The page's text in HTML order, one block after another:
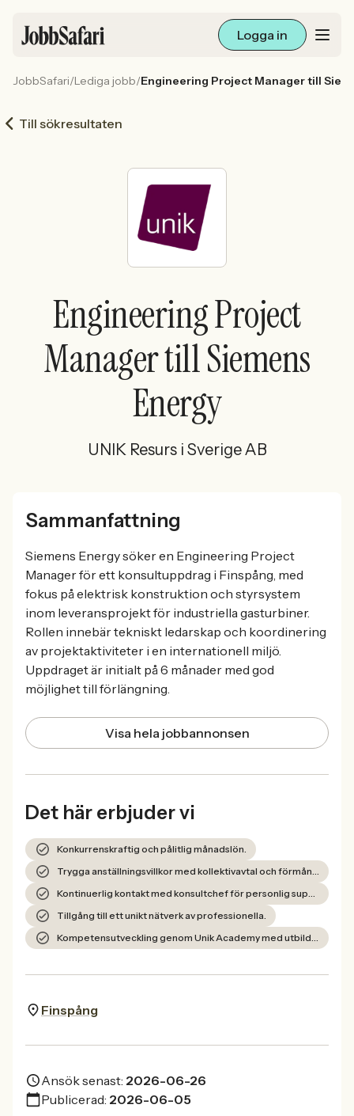
Logga in
Arbetsliv och karriär
För arbetsgivare
Sök med AI
Ny här? Skapa konto
JobbSafari/Lediga jobb/Engineering Project Manager till
Till sökresultaten
Engineering Project
Manager till Siemens
Energy
UNIK Resurs i Sverige AB
Sammanfattning
Siemens Energy söker en Engineering Project
Manager för ett konsultuppdrag i Finspång, med
fokus på elektrisk konstruktion och styrsystem
inom leveransprojekt för industriella gasturbiner.
Rollen innebär tekniskt ledarskap och koordinering
av projektaktiviteter i en internationell miljö.
Uppdraget är initialt på 6 månader med god
möjlighet till förlängning.
Visa hela jobbannonsen
Det här erbjuder vi
Konkurrenskraftig och pålitlig månadslön.
Trygga anställningsvillkor med kollektivavtal och förmånliga försäkringar.
Kontinuerlig kontakt med konsultchef för personlig support och professionell coachning.
Tillgång till ett unikt nätverk av professionella.
Kompetensutveckling genom Unik Academy med utbildningsmöjligheter.
Finspång
Ansök senast: 2026-06-26
Publicerad: 2026-06-05